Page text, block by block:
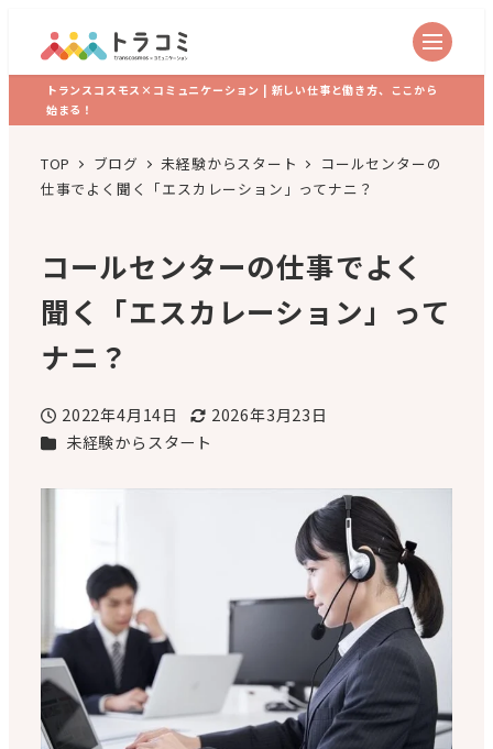
トランスコスモス×コミュニケーション | 新しい仕事と働き方、ここから
始まる！
TOP ブログ 未経験からスタート
コールセンターの
仕事でよく聞く「エスカレーション」ってナニ？
コールセンターの仕事でよく
聞く「エスカレーション」って
ナニ？
投稿日
2022年4月14日
更新日
2026年3月23日
カテゴリー
未経験からスタート